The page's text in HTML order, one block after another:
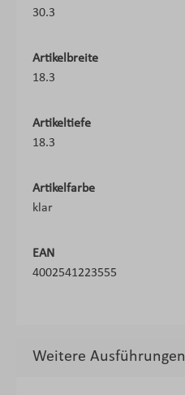
30.3
Artikelbreite
18.3
Artikeltiefe
18.3
Artikelfarbe
klar
EAN
4002541223555
Weitere Ausführungen